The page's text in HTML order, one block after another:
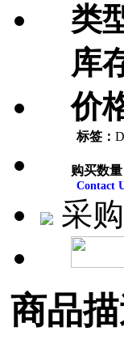
类
库
价
标签：
购买数量
Contact
采
商品描